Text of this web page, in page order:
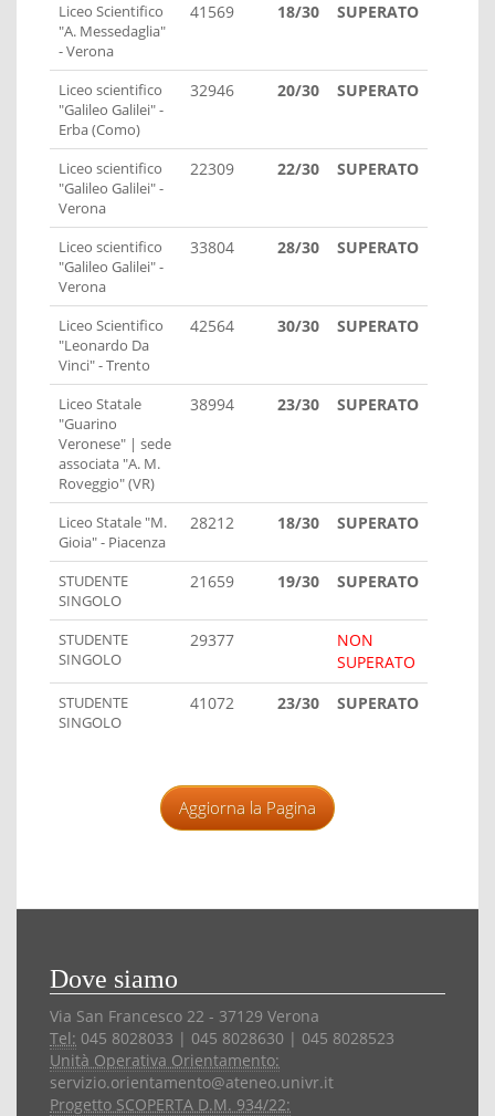
Liceo Scientifico
"A. Messedaglia"
- Verona
41569 18/30 SUPERATO
Liceo scientifico
"Galileo Galilei" -
Erba (Como)
32946 20/30 SUPERATO
Liceo scientifico
"Galileo Galilei" -
Verona
22309 22/30 SUPERATO
Liceo scientifico
"Galileo Galilei" -
Verona
33804 28/30 SUPERATO
Liceo Scientifico
"Leonardo Da
Vinci" - Trento
42564 30/30 SUPERATO
Liceo Statale
"Guarino
Veronese" | sede
associata "A. M.
Roveggio" (VR)
38994 23/30 SUPERATO
Liceo Statale "M.
Gioia" - Piacenza
28212 18/30 SUPERATO
STUDENTE
SINGOLO
21659 19/30 SUPERATO
STUDENTE
SINGOLO
29377
NON
SUPERATO
STUDENTE
SINGOLO
41072 23/30 SUPERATO
Aggiorna la Pagina
Dove siamo
Via San Francesco 22 - 37129 Verona
Tel: 045 8028033 | 045 8028630 | 045 8028523
Unità Operativa Orientamento:
servizio.orientamento@ateneo.univr.it
Progetto SCOPERTA D.M. 934/22: